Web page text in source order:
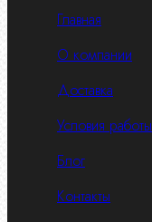
Главная
О компании
Доставка
Условия работы
Блог
Контакты